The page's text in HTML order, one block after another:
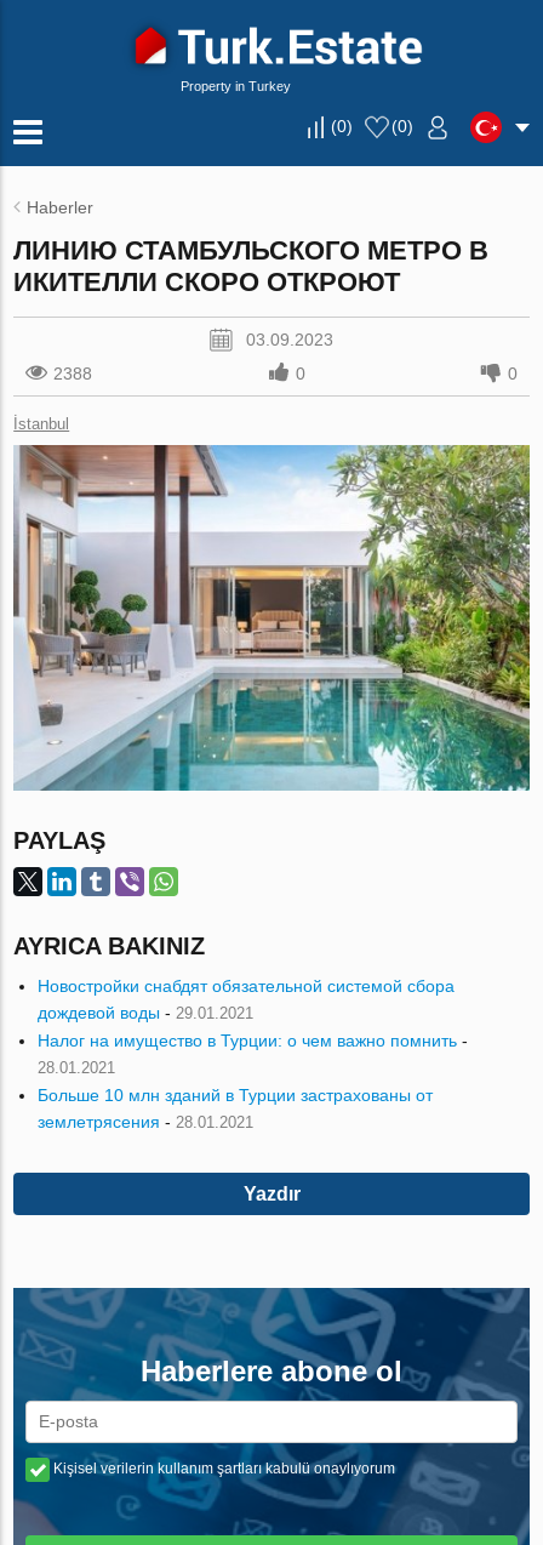
Property in Turkey
(0) (0)
Haberler
ЛИНИЮ СТАМБУЛЬСКОГО МЕТРО В
ИКИТЕЛЛИ СКОРО ОТКРОЮТ
03.09.2023
2388
0 0
İstanbul
PAYLAŞ
AYRICA BAKINIZ
Новостройки снабдят обязательной системой сбора
дождевой воды - 29.01.2021
Налог на имущество в Турции: о чем важно помнить -
28.01.2021
Больше 10 млн зданий в Турции застрахованы от
землетрясения - 28.01.2021
Yazdır
Haberlere abone ol
Kişisel verilerin kullanım şartları kabulü onaylıyorum